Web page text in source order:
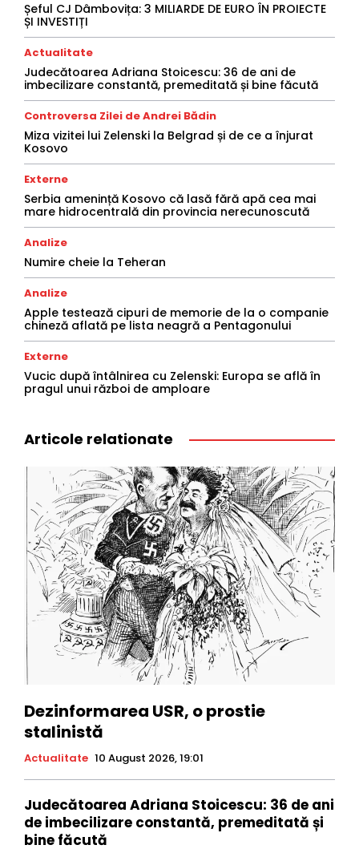
Șeful CJ Dâmbovița: 3 MILIARDE DE EURO ÎN PROIECTE
ȘI INVESTIȚI
Actualitate
Judecătoarea Adriana Stoicescu: 36 de ani de
imbecilizare constantă, premeditată și bine făcută
Controversa Zilei de Andrei Bădin
Miza vizitei lui Zelenski la Belgrad și de ce a înjurat
Kosovo
Externe
Serbia amenință Kosovo că lasă fără apă cea mai
mare hidrocentrală din provincia nerecunoscută
Analize
Numire cheie la Teheran
Analize
Apple testează cipuri de memorie de la o companie
chineză aflată pe lista neagră a Pentagonului
Externe
Vucic după întâlnirea cu Zelenski: Europa se află în
pragul unui război de amploare
Articole relationate
Dezinformarea USR, o prostie
stalinistă
Actualitate 10 August 2026, 19:01
Judecătoarea Adriana Stoicescu: 36 de ani
de imbecilizare constantă, premeditată și
bine făcută